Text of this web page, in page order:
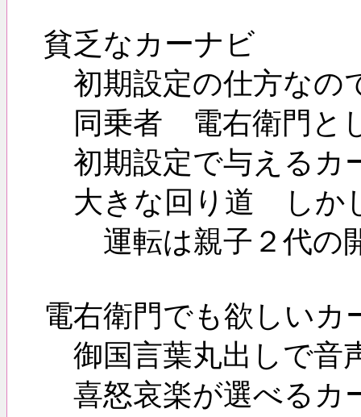
貧乏なカーナビ
初期設定の仕方なの
同乗者 電右衛門と
初期設定で与えるカ
大きな回り道 しか
運転は親子２代の
電右衛門でも欲しいカ
御国言葉丸出しで音
喜怒哀楽が選べる